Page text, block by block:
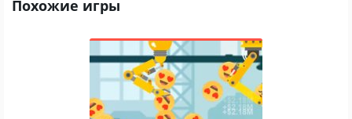
Похожие игры